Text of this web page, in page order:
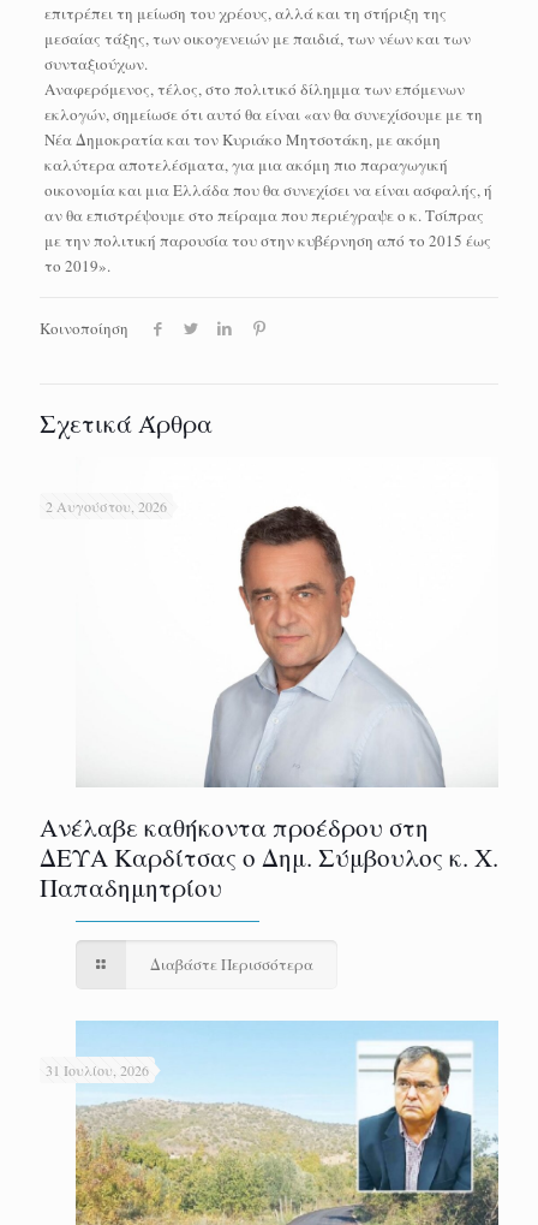
επιτρέπει τη μείωση του χρέους, αλλά και τη στήριξη της
μεσαίας τάξης, των οικογενειών με παιδιά, των νέων και των
συνταξιούχων.
Αναφερόμενος, τέλος, στο πολιτικό δίλημμα των επόμενων
εκλογών, σημείωσε ότι αυτό θα είναι «αν θα συνεχίσουμε με τη
Νέα Δημοκρατία και τον Κυριάκο Μητσοτάκη, με ακόμη
καλύτερα αποτελέσματα, για μια ακόμη πιο παραγωγική
οικονομία και μια Ελλάδα που θα συνεχίσει να είναι ασφαλής, ή
αν θα επιστρέψουμε στο πείραμα που περιέγραψε ο κ. Τσίπρας
με την πολιτική παρουσία του στην κυβέρνηση από το 2015 έως
το 2019».
Κοινοποίηση
Σχετικά Άρθρα
2 Αυγούστου, 2026
Ανέλαβε καθήκοντα προέδρου στη
ΔΕΥΑ Καρδίτσας ο Δημ. Σύμβουλος κ. Χ.
Παπαδημητρίου
Διαβάστε Περισσότερα
31 Ιουλίου, 2026